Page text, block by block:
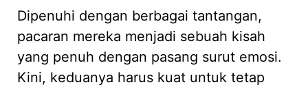
Dipenuhi dengan berbagai tantangan,
pacaran mereka menjadi sebuah kisah
yang penuh dengan pasang surut emosi.
Kini, keduanya harus kuat untuk tetap